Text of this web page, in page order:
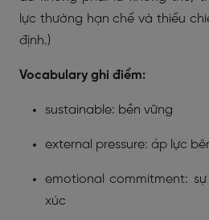
lực thường hạn chế và thiếu
định.)
Vocabulary ghi điểm:
sustainable: bền vững
external pressure: áp lực
emotional commitment:
xúc